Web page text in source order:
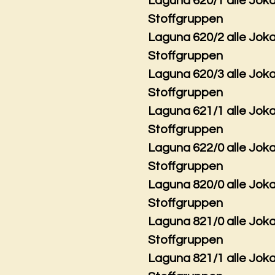
Stoffgruppen
Laguna 620/2 alle
Stoffgruppen
Laguna 620/3 alle
Stoffgruppen
Laguna 621/1 alle
Stoffgruppen
Laguna 622/0 alle
Stoffgruppen
Laguna 820/0 alle
Stoffgruppen
Laguna 821/0 alle
Stoffgruppen
Laguna 821/1 alle